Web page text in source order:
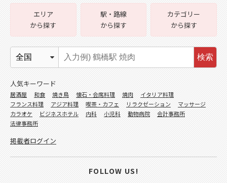
エリア
から探す
駅・路線
から探す
カテゴリー
から探す
検索
人気キーワード
居酒屋 和食 焼き鳥 懐石・会席料理 焼肉
イタリア料理
フランス料理
アジア料理 喫茶・カフェ リラクゼーション
マッサージ
カラオケ
ビジネスホテル 内科 小児科 動物病院
会計事務所
法律事務所
掲載者ログイン
FOLLOW US!